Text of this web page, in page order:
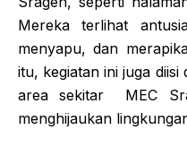
Mereka terlihat
menyapu, dan
itu, kegiatan ini juga
area sekitar MEC
menghijaukan